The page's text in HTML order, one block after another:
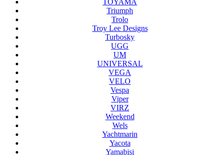
TOYAMA
Triumph
Trolo
Troy Lee Designs
Turbosky
UGG
UM
UNIVERSAL
VEGA
VELO
Vespa
Viper
VIRZ
Weekend
Wels
Yachtmarin
Yacota
Yamabisi